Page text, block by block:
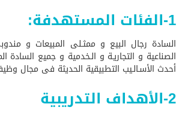
1-الفئات المستهدفة:
السادة رجال البيع و ممثـلى المبيعات و
الصناعية و التجاريـة و الـخدمية و جميع السادة
أحدث الأسـالـيب التطبيقية الحديثة فى مجال
2-الأهداف التدريبية